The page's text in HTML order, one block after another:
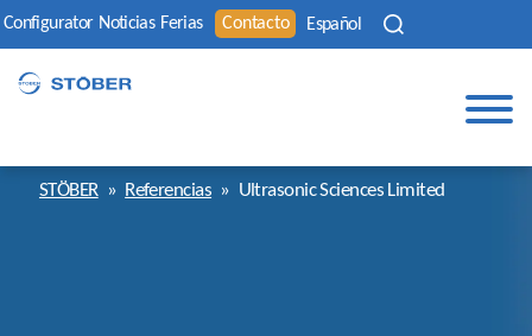
Configurator Noticias Ferias Contacto Español
STÖBER » Referencias » Ultrasonic Sciences Limited